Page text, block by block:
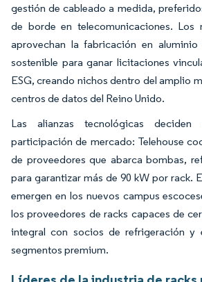
gestión de cableado a medida,
de borde en telecomunicaciones. Los
aprovechan la fabricación en
sostenible para ganar licitaciones
ESG, creando nichos dentro del amplio
centros de datos del Reino Unido.
Las alianzas tecnológicas
participación de mercado: Telehouse
de proveedores que abarca bombas,
para garantizar más de 90 kW por rack.
emergen en los nuevos campus
los proveedores de racks capaces de
integral con socios de refrigeración y
segmentos premium.